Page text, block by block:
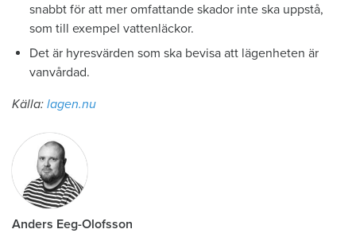
snabbt för att mer omfattande skador inte ska uppstå,
som till exempel vattenläckor.
Det är hyresvärden som ska bevisa att lägenheten är
vanvårdad.
Källa: lagen.nu
Anders Eeg-Olofsson